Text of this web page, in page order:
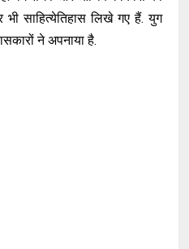
साहित्येतिहास लिखे गए हैं. युग
ने अपनाया है.